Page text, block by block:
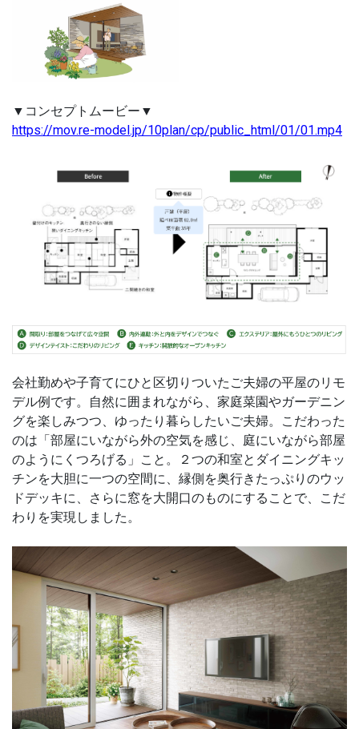
▼コンセプトムービー▼
https://mov.re-model.jp/10plan/cp/public_html/01/01.mp4
会社勤めや子育てにひと区切りついたご夫婦の平屋のリモ
デル例です。自然に囲まれながら、家庭菜園やガーデニン
グを楽しみつつ、ゆったり暮らしたいご夫婦。こだわった
のは「部屋にいながら外の空気を感じ、庭にいながら部屋
のようにくつろげる」こと。２つの和室とダイニングキッ
チンを大胆に一つの空間に、縁側を奥行きたっぷりのウッ
ドデッキに、さらに窓を大開口のものにすることで、こだ
わりを実現しました。